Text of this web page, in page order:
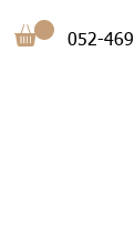
052-